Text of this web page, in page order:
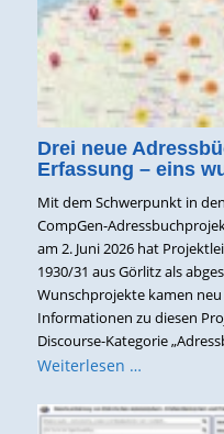
Drei neue
Erfassung – eins
Mit dem Schwerpunkt in
CompGen-
am 2. Juni 2026 hat
1930/31 aus Görlitz als
Wunschprojekte kamen
Informationen zu diesen
Discourse-Kategorie
Weiterlesen …